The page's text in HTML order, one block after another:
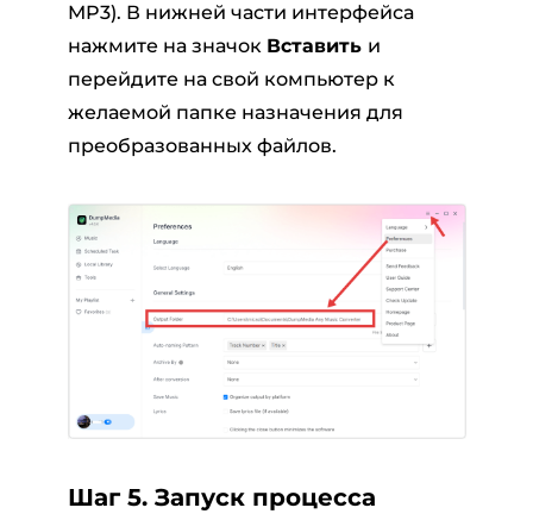
MP3). В нижней части интерфейса
нажмите на значок Вставить и
перейдите на свой компьютер к
желаемой папке назначения для
преобразованных файлов.
Шаг 5. Запуск процесса